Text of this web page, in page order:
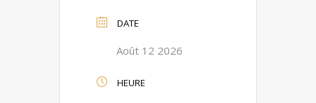
DATE
Août 12 2026
HEURE